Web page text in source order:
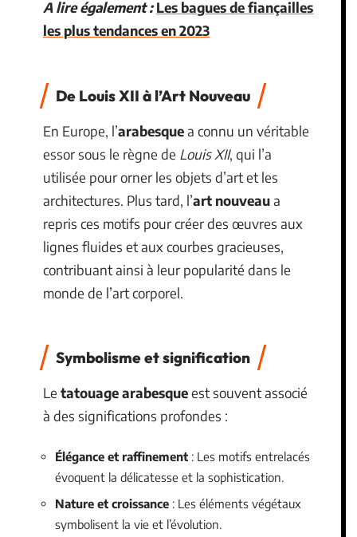
A lire également : Les bagues de fiançailles
les plus tendances en 2023
De Louis XII à l’Art Nouveau
En Europe, l’arabesquea connu un véritable
essor sous le règne de Louis XII, qui l’a
utilisée pour orner les objets d’art et les
architectures. Plus tard, l’art nouveaua
repris ces motifs pour créer des œuvres aux
lignes fluides et aux courbes gracieuses,
contribuant ainsi à leur popularité dans le
monde de l’art corporel.
Symbolisme et signification
Le tatouage arabesqueest souvent associé
à des significations profondes :
Élégance et raffinement : Les motifs entrelacés
évoquent la délicatesse et la sophistication.
Nature et croissance : Les éléments végétaux
symbolisent la vie et l’évolution.